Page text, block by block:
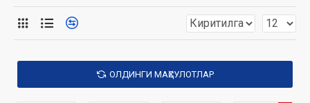
ОЛДИНГИ МАҲСУЛОТЛАР